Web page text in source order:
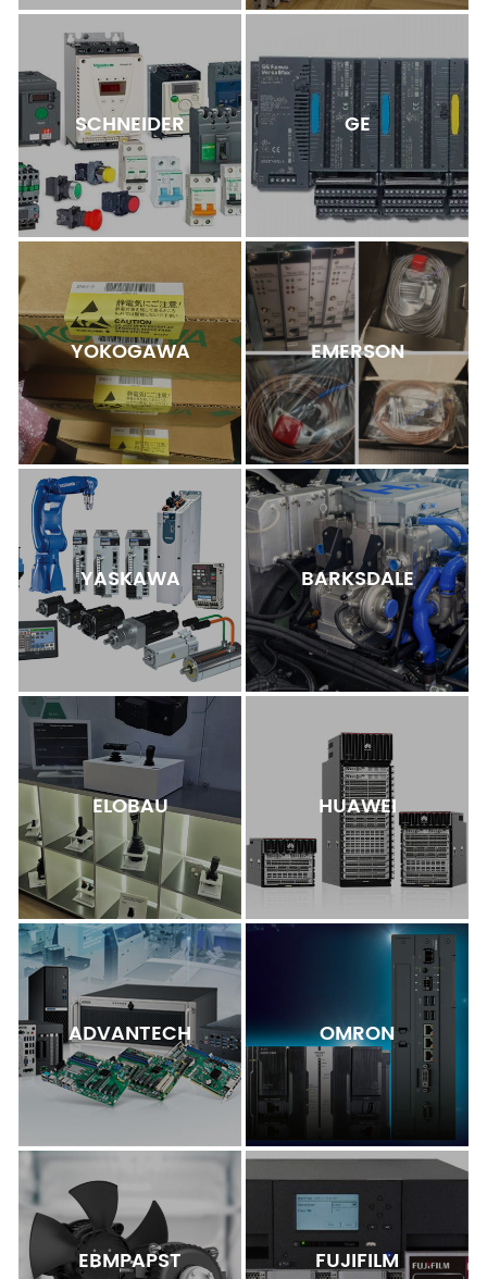
SCHNEIDER GE
YOKOGAWA EMERSON
YASKAWA BARKSDALE
ELOBAU HUAWEI
ADVANTECH OMRON
EBMPAPST FUJIFILM